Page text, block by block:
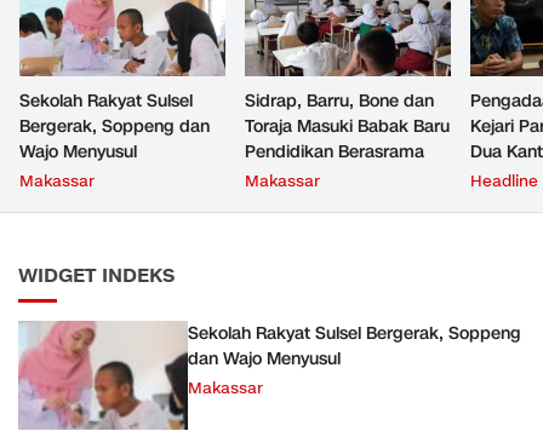
Sekolah Rakyat Sulsel
Bergerak, Soppeng dan
Wajo Menyusul
Makassar
Sidrap, Barru, Bone dan
Toraja Masuki Babak Baru
Pendidikan Berasrama
Makassar
Kejari
Dua
Satu
Headline
WIDGET INDEKS
Sekolah Rakyat Sulsel Bergerak, Soppeng
dan Wajo Menyusul
Makassar